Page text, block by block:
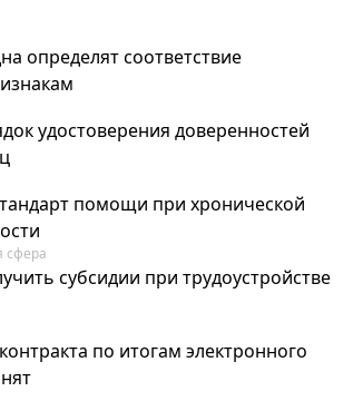
определят соответствие
удостоверения доверенностей
помощи при хронической
сфера
субсидии при трудоустройстве
по итогам электронного